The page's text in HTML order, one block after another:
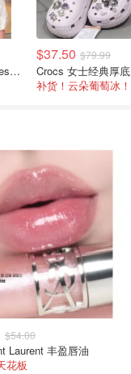
lululemon All It Takes Nulu 罗纹V领短袖T恤
$37.50 $79.99
补货！云朵葡萄冰！
$54.00
Laurent 丰盈唇油
花板